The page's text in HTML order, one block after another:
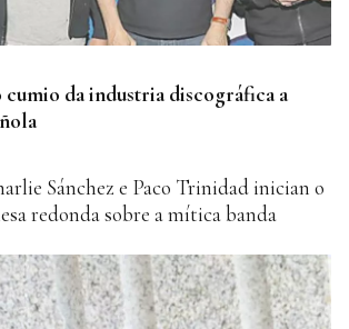
da industria discográfica a
Sánchez e Paco Trinidad inician o
redonda sobre a mítica banda